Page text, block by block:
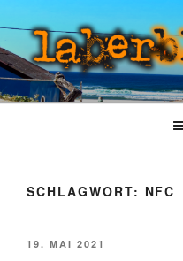
Inhalt
springen
LABERBLA
laber mal
SCHLAGWORT: NFC
VERÖFFENTLICHT
19. MAI 2021